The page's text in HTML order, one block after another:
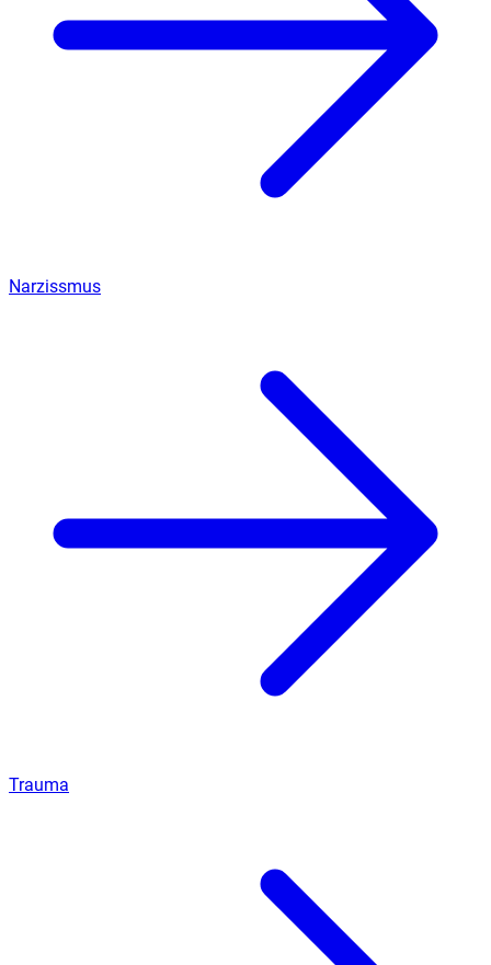
Narzissmus
Trauma